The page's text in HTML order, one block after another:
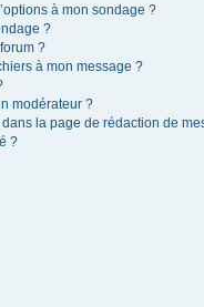
à mon sondage ?
?
?
à mon message ?
modérateur ?
la page de rédaction de
?